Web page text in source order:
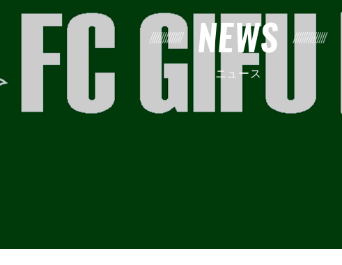
NEWS
ニュース